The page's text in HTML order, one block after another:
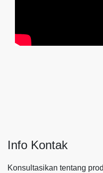
Info Kontak
Konsultasikan tentang